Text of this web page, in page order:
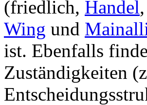
(friedlich, Handel,
Wing und
ist. Ebenfalls
Zuständigkeiten